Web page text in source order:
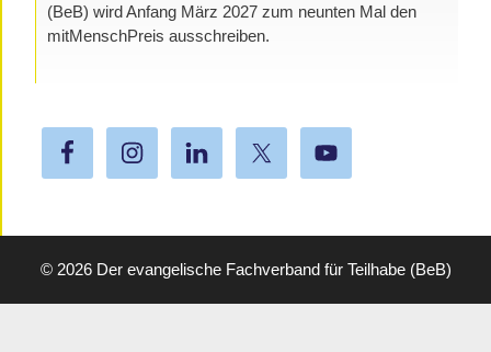
(BeB) wird Anfang März 2027 zum neunten Mal den
mitMenschPreis ausschreiben.
© 2026 Der evangelische Fachverband für Teilhabe (BeB)